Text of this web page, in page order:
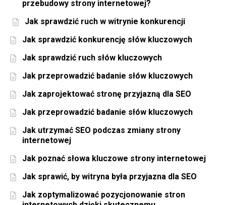
przebudowy strony internetowej?
Jak sprawdzić ruch w witrynie konkurencji
Jak sprawdzić konkurencję słów kluczowych
Jak sprawdzić ruch słów kluczowych
Jak przeprowadzić badanie słów kluczowych
Jak zaprojektować stronę przyjazną dla SEO
Jak przeprowadzić badanie słów kluczowych
Jak utrzymać SEO podczas zmiany strony
internetowej
Jak poznać słowa kluczowe strony internetowej
Jak sprawić, by witryna była przyjazna dla SEO
Jak zoptymalizować pozycjonowanie stron